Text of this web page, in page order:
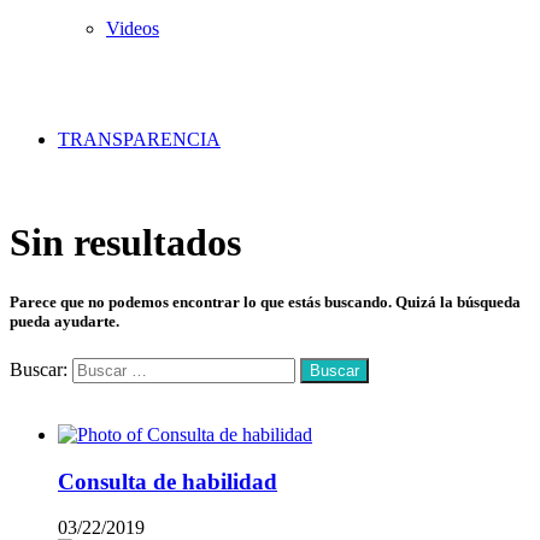
Videos
TRANSPARENCIA
Sin resultados
Parece que no podemos encontrar lo que estás buscando. Quizá la búsqueda
pueda ayudarte.
Buscar:
Consulta de habilidad
03/22/2019